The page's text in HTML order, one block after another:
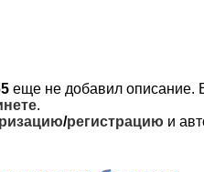
еще не добавил описание.
.
/регистрацию и